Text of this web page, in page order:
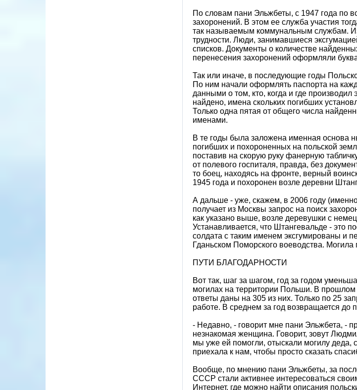
По словам пани Эльжбеты, с 1947 года по
захоронений. В этом ее служба участия
так называемым коммунальным службам.
трудности. Люди, занимавшиеся
списков. Документы о количестве
перенесения захоронений оформляли
Так или иначе, в последующие годы
По ним начали оформлять паспорта на
данными о том, кто, когда и где производил
найдено, имена скольких погибших
Только одна пятая от общего числа
именами.
В те годы была заложена именная основа
погибших и похороненных на польской
поставив на скорую руку фанерную
от полевого госпиталя, правда, без
то боец, находясь на фронте, верный
1945 года и похоронен возле деревни
А дальше - уже, скажем, в 2006 году
получает из Москвы запрос на поиск
как указано выше, возле деревушки с
Устанавливается, что Штангевальде - это
солдата с таким именем эксгумированы и
Гданьском Поморского воеводства.
ПУТИ БЛАГОДАРНОСТИ
Вот так, шаг за шагом, год за годом
могилах на территории Польши. В прошлом
ответы даны на 305 из них. Только по 25
работе. В среднем за год возвращается до
- Недавно, - говорит мне пани Эльжбета, -
незнакомая женщина. Говорит, зовут
мы уже ей помогли, отыскали могилу
приехала к нам, чтобы просто сказать
Вообще, по мнению пани Эльжбеты, за
СССР стали активнее интересоваться
Интернет, где можно найти описания